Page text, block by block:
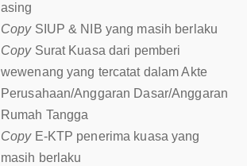
asing
CopySIUP & NIB yang masih berlaku
CopySurat Kuasa dari pemberi
wewenang yang tercatat dalam Akte
Perusahaan/Anggaran Dasar/Anggaran
Rumah Tangga
CopyE-KTP penerima kuasa yang
masih berlaku